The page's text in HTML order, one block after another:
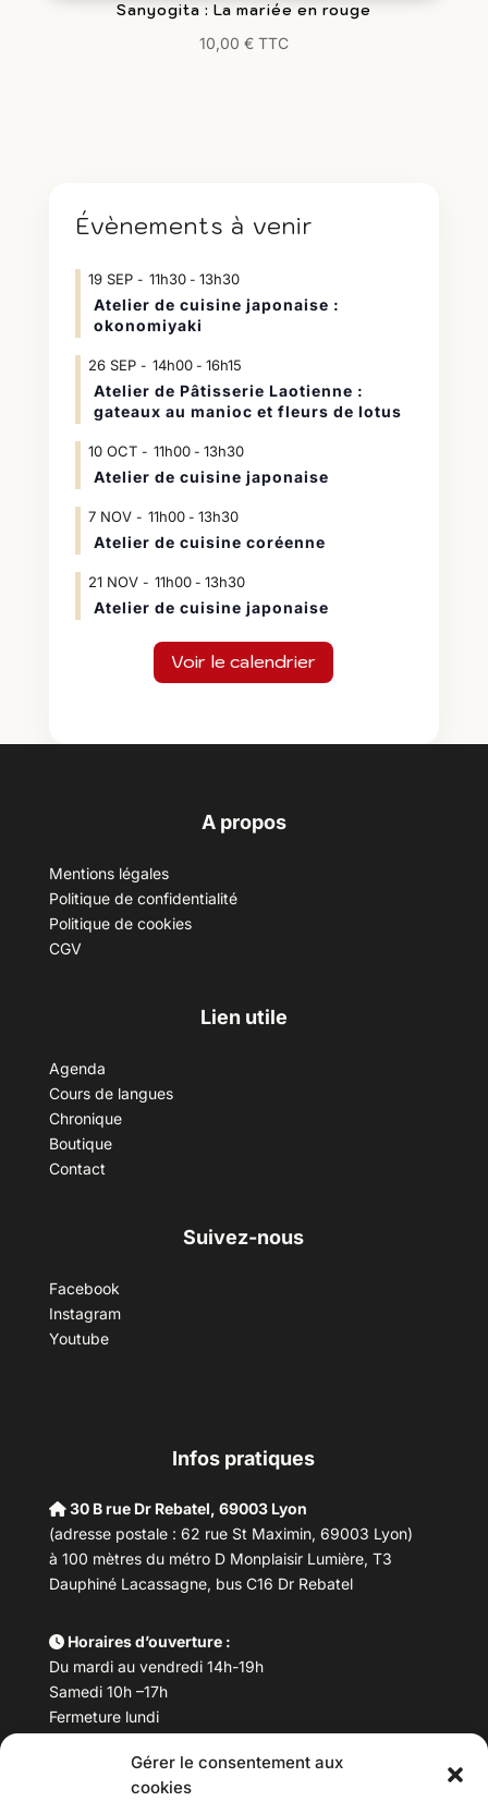
Gérer le consentement aux
cookies
Sanyogita : La mariée en rouge
10,00 € TTC
Évènements à venir
19 SEP 11h30- 13h30
Atelier de cuisine japonaise :
okonomiyaki
26 SEP 14h00- 16h15
Atelier de Pâtisserie Laotienne :
gateaux au manioc et fleurs de lotus
10 OCT 11h00- 13h30
Atelier de cuisine japonaise
7 NOV 11h00- 13h30
Atelier de cuisine coréenne
21 NOV 11h00- 13h30
Atelier de cuisine japonaise
Voir le calendrier
A propos
Mentions légales
Politique de confidentialité
Politique de cookies
CGV
Lien utile
Agenda
Cours de langues
Chronique
Boutique
Contact
Suivez-nous
Facebook
Instagram
Youtube
Infos pratiques
30 B rue Dr Rebatel, 69003 Lyon
(adresse postale : 62 rue St Maximin, 69003 Lyon)
à 100 mètres du métro D Monplaisir Lumière, T3
Dauphiné Lacassagne, bus C16 Dr Rebatel
Horaires d’ouverture :
Du mardi au vendredi 14h-19h
Samedi 10h –17h
Fermeture lundi
Téléphone : 04 78 53 06 40
maisondesculturesasiatiques@asiexpo.com